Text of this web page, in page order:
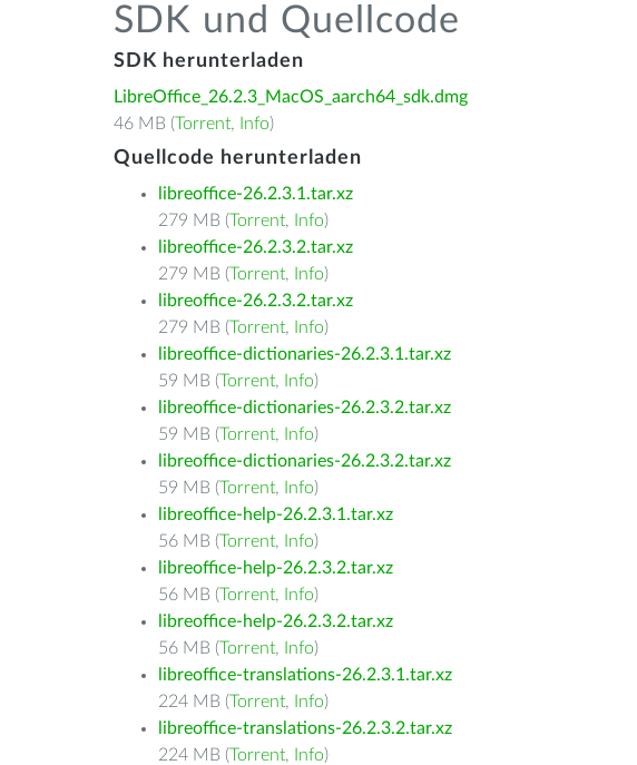
SDK und Quellcode
SDK herunterladen
LibreOffice_26.2.3_MacOS_aarch64_sdk.dmg
46 MB (Torrent, Info)
Quellcode herunterladen
libreoffice-26.2.3.1.tar.xz
279 MB (Torrent, Info)
libreoffice-26.2.3.2.tar.xz
279 MB (Torrent, Info)
libreoffice-26.2.3.2.tar.xz
279 MB (Torrent, Info)
libreoffice-dictionaries-26.2.3.1.tar.xz
59 MB (Torrent, Info)
libreoffice-dictionaries-26.2.3.2.tar.xz
59 MB (Torrent, Info)
libreoffice-dictionaries-26.2.3.2.tar.xz
59 MB (Torrent, Info)
libreoffice-help-26.2.3.1.tar.xz
56 MB (Torrent, Info)
libreoffice-help-26.2.3.2.tar.xz
56 MB (Torrent, Info)
libreoffice-help-26.2.3.2.tar.xz
56 MB (Torrent, Info)
libreoffice-translations-26.2.3.1.tar.xz
224 MB (Torrent, Info)
libreoffice-translations-26.2.3.2.tar.xz
224 MB (Torrent, Info)